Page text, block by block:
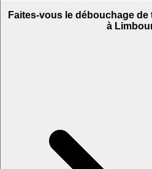
Faites-vous le débouchage
à